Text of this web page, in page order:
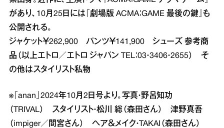
があり、10月25日には『劇場版 ACMA：GAME 最後の鍵』も
公開される。
ジャケット￥262,900 パンツ￥141,900 シューズ 参考商
品（以上エトロ／エトロ ジャパン TEL：03・3406・2655） そ
の他はスタイリスト私物
※『anan』2024年10月2日号より。写真・野呂知功
（TRIVAL） スタイリスト・松川 総（森田さん） 津野真吾
（impiger／間宮さん） ヘア＆メイク・TAKAI（森田さん）